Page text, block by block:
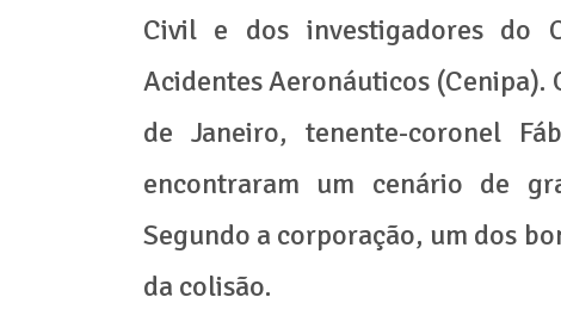
Civil e dos investigadores do
Acidentes Aeronáuticos
de Janeiro, tenente-coronel
encontraram um cenário de
Segundo a corporação, um dos
da colisão.